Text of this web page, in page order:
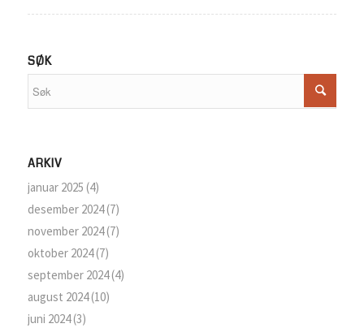
SØK
ARKIV
januar 2025 (4)
desember 2024(7)
november 2024(7)
oktober 2024(7)
september 2024(4)
august 2024(10)
juni 2024(3)